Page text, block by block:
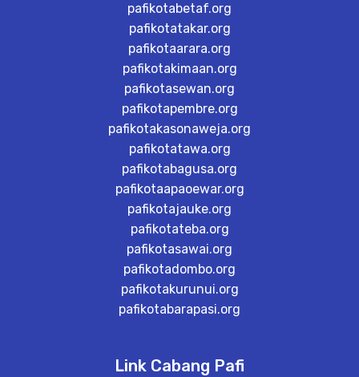
pafikotabetaf.org
pafikotatakar.org
pafikotaarara.org
pafikotakimaan.org
pafikotasewan.org
pafikotapembre.org
pafikotakasonaweja.org
pafikotatawa.org
pafikotabagusa.org
pafikotaapaoewar.org
pafikotajauke.org
pafikotateba.org
pafikotasawai.org
pafikotadombo.org
pafikotakurunui.org
pafikotabarapasi.org
Link Cabang Pafi